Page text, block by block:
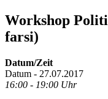
Workshop
farsi)
Datum/Zeit
Datum - 27.07.2017
16:00 - 19:00 Uhr